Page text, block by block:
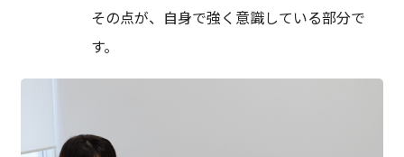
その点が、自身で強く意識している部分で
す。